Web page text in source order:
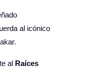
al icónico
al Raíces